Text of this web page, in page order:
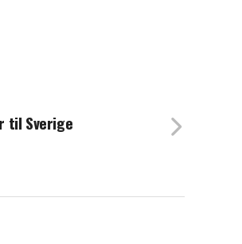
til Sverige